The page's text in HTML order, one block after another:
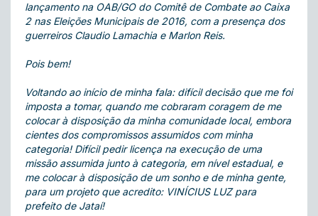
lançamento na OAB/GO do Comitê de Combate ao Caixa
2 nas Eleições Municipais de 2016, com a presença dos
guerreiros Claudio Lamachia e Marlon Reis.
Pois bem!
Voltando ao início de minha fala: difícil decisão que me foi
imposta a tomar, quando me cobraram coragem de me
colocar à disposição da minha comunidade local, embora
cientes dos compromissos assumidos com minha
categoria! Difícil pedir licença na execução de uma
missão assumida junto à categoria, em nível estadual, e
me colocar à disposição de um sonho e de minha gente,
para um projeto que acredito: VINÍCIUS LUZ para
prefeito de Jataí!